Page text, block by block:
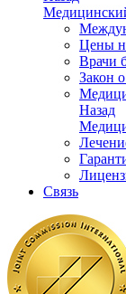
Цены
Врачи
Закон
Назад
Связь